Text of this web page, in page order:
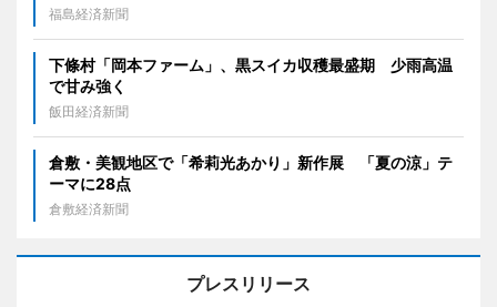
福島経済新聞
下條村「岡本ファーム」、黒スイカ収穫最盛期 少雨高温
で甘み強く
飯田経済新聞
倉敷・美観地区で「希莉光あかり」新作展 「夏の涼」テ
ーマに28点
倉敷経済新聞
プレスリリース